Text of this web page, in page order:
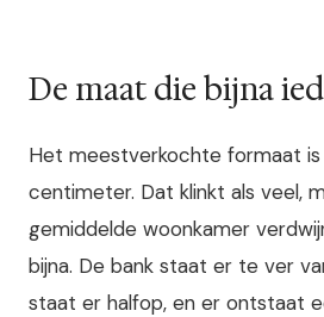
De maat die bijna
Het meestverkochte formaat is
centimeter. Dat klinkt als veel,
gemiddelde woonkamer
bijna. De bank staat er te ver
staat er halfop, en er ontstaat